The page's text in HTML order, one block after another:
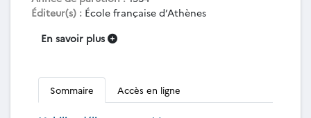
Éditeur(s) : École française d’Athènes
En savoir plus
Sommaire Accès en ligne